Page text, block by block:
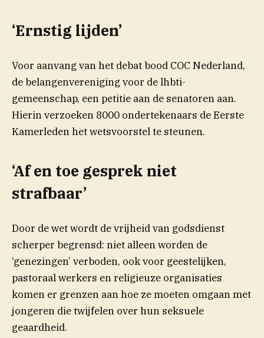
‘Ernstig lijden’
Voor aanvang van het debat bood COC Nederland,
de belangenvereniging voor de lhbti-
gemeenschap, een petitie aan de senatoren aan.
Hierin verzoeken 8000 ondertekenaars de Eerste
Kamerleden het wetsvoorstel te steunen.
‘Af en toe gesprek niet
strafbaar’
Door de wet wordt de vrijheid van godsdienst
scherper begrensd: niet alleen worden de
‘genezingen’ verboden, ook voor geestelijken,
pastoraal werkers en religieuze organisaties
komen er grenzen aan hoe ze moeten omgaan met
jongeren die twijfelen over hun seksuele
geaardheid.